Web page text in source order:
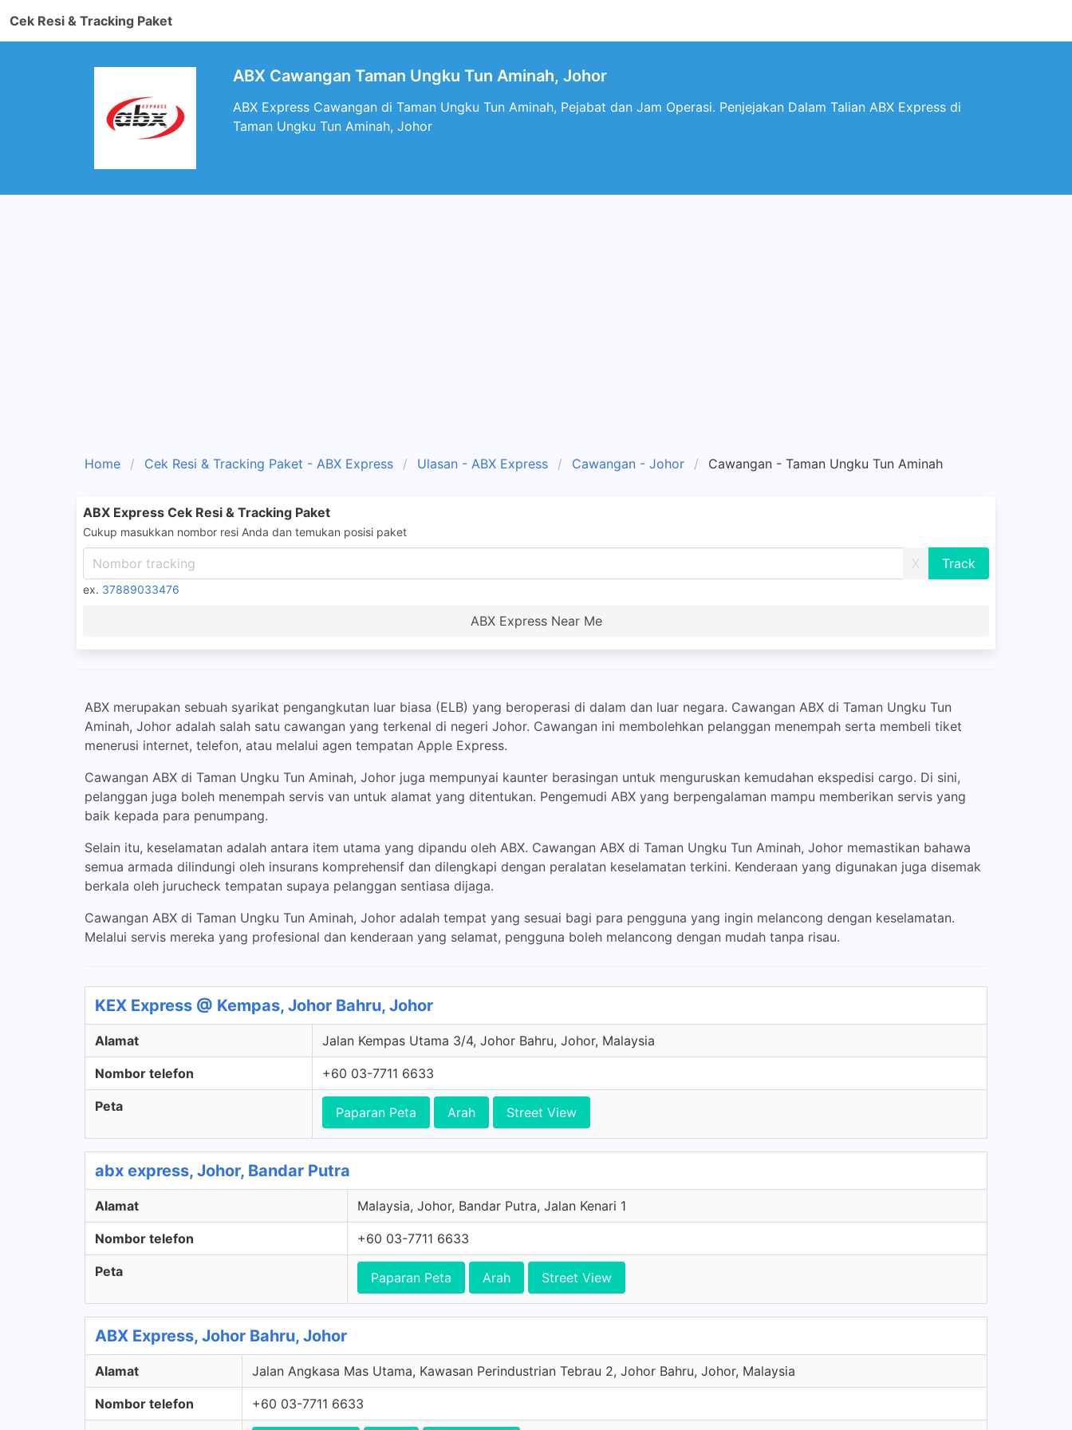
Cek Resi & Tracking Paket
ABX Cawangan Taman Ungku Tun Aminah, Johor
ABX Express Cawangan di Taman Ungku Tun Aminah, Pejabat dan Jam Operasi. Penjejakan Dalam Talian ABX Express di
Taman Ungku Tun Aminah, Johor
Home Cek Resi & Tracking Paket - ABX Express Ulasan - ABX Express Cawangan - Johor Cawangan - Taman Ungku Tun Aminah
ABX Express Cek Resi & Tracking Paket
Cukup masukkan nombor resi Anda dan temukan posisi paket
X
ex. 37889033476
ABX Express Near Me
ABX merupakan sebuah syarikat pengangkutan luar biasa (ELB) yang beroperasi di dalam dan luar negara. Cawangan ABX di Taman Ungku Tun
Aminah, Johor adalah salah satu cawangan yang terkenal di negeri Johor. Cawangan ini membolehkan pelanggan menempah serta membeli tiket
menerusi internet, telefon, atau melalui agen tempatan Apple Express.
Cawangan ABX di Taman Ungku Tun Aminah, Johor juga mempunyai kaunter berasingan untuk menguruskan kemudahan ekspedisi cargo. Di sini,
pelanggan juga boleh menempah servis van untuk alamat yang ditentukan. Pengemudi ABX yang berpengalaman mampu memberikan servis yang
baik kepada para penumpang.
Selain itu, keselamatan adalah antara item utama yang dipandu oleh ABX. Cawangan ABX di Taman Ungku Tun Aminah, Johor memastikan bahawa
semua armada dilindungi oleh insurans komprehensif dan dilengkapi dengan peralatan keselamatan terkini. Kenderaan yang digunakan juga disemak
berkala oleh jurucheck tempatan supaya pelanggan sentiasa dijaga.
Cawangan ABX di Taman Ungku Tun Aminah, Johor adalah tempat yang sesuai bagi para pengguna yang ingin melancong dengan keselamatan.
Melalui servis mereka yang profesional dan kenderaan yang selamat, pengguna boleh melancong dengan mudah tanpa risau.
KEX Express @ Kempas, Johor Bahru, Johor
Alamat Jalan Kempas Utama 3/4, Johor Bahru, Johor, Malaysia
Nombor telefon +60 03-7711 6633
Peta Paparan Peta Arah Street View
abx express, Johor, Bandar Putra
Alamat Malaysia, Johor, Bandar Putra, Jalan Kenari 1
Nombor telefon +60 03-7711 6633
Peta Paparan Peta Arah Street View
ABX Express, Johor Bahru, Johor
Alamat Jalan Angkasa Mas Utama, Kawasan Perindustrian Tebrau 2, Johor Bahru, Johor, Malaysia
Nombor telefon +60 03-7711 6633